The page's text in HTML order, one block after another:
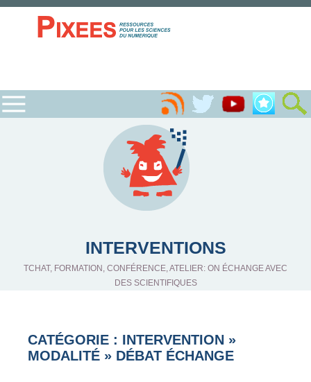
INTERVENTIONS
TCHAT, FORMATION, CONFÉRENCE, ATELIER: ON ÉCHANGE AVEC
DES SCIENTIFIQUES
CATÉGORIE : INTERVENTION »
MODALITÉ » DÉBAT ÉCHANGE